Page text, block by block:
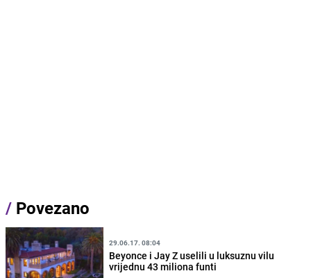
/ Povezano
29.06.17. 08:04
Beyonce i Jay Z uselili u luksuznu vilu
vrijednu 43 miliona funti